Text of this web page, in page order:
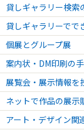
2024.10.04 - 2024.10.05
【小さめサイズの古着
2024.08.09 - 2024.08.11
【銀座ぽちっと蚤の市
2024.07.05 - 2024.07.07
【YEMA & PEQUIGNET
2024.06.16 - 2024.06.16
【セラピスト向け靴セ
2024.05.12 - 2024.05.12
貸しギャラリー検索
貸しギャラリーでで
個展とグループ展
案内状・DM印刷の
展覧会・展示情報を
ネットで作品の展示
アート・デザイン関